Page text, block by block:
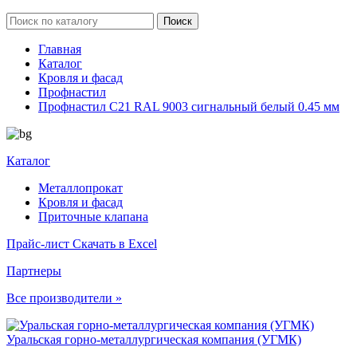
Главная
Каталог
Кровля и фасад
Профнастил
Профнастил С21 RAL 9003 сигнальный белый 0.45 мм
Каталог
Металлопрокат
Кровля и фасад
Приточные клапана
Прайс-лист Скачать в Excel
Партнеры
Все производители »
Уральская горно-металлургическая компания (УГМК)